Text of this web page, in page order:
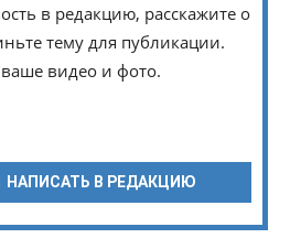
в редакцию, расскажите о
тему для публикации.
видео и фото.
НАПИСАТЬ В РЕДАКЦИЮ